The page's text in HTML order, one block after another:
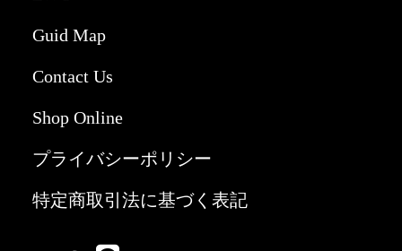
Guid Map
Contact Us
Shop Online
プライバシーポリシー
特定商取引法に基づく表記